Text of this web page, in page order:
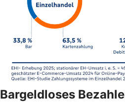
Bargeldloses